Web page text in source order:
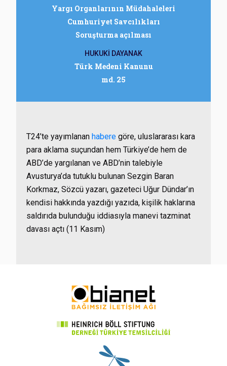
Yargı Organlarının Müdahaleleri
Cumhuriyet Savcılıkları
Soruşturma açılması
HUKUKİ DAYANAK
Türk Medeni Kanunu
md. 25
T24’te yayımlanan habere göre, uluslararası kara
para aklama suçundan hem Türkiye’de hem de
ABD’de yargılanan ve ABD’nin talebiyle
Avusturya’da tutuklu bulunan Sezgin Baran
Korkmaz, Sözcü yazarı, gazeteci Uğur Dündar’ın
kendisi hakkında yazdığı yazıda, kişilik haklarına
saldırıda bulunduğu iddiasıyla manevi tazminat
davası açtı (11 Kasım)